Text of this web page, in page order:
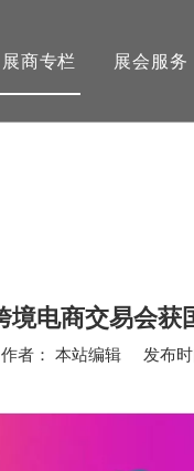
展商专栏 展会服务
境电商交易会
者： 本站编辑 发布时